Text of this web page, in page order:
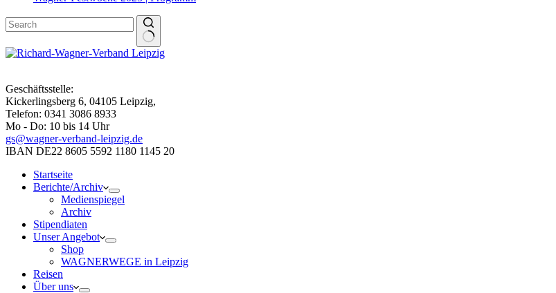
Geschäftsstelle:
Kickerlingsberg 6, 04105 Leipzig,
Telefon: 0341 3086 8933
Mo - Do: 10 bis 14 Uhr
gs@wagner-verband-leipzig.de
IBAN DE22 8605 5592 1180 1145 20
Startseite
Berichte/Archiv
Medienspiegel
Archiv
Stipendiaten
Unser Angebot
Shop
WAGNERWEGE in Leipzig
Reisen
Über uns